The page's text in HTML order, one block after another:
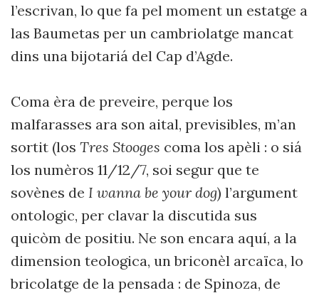
l’escrivan, lo que fa pel moment un estatge a
las Baumetas per un cambriolatge mancat
dins una bijotariá del Cap d’Agde.
Coma èra de preveire, perque los
malfarasses ara son aital, previsibles, m’an
sortit (los Tres Stooges coma los apèli : o siá
los numèros 11/12/7, soi segur que te
sovènes de I wanna be your dog) l’argument
ontologic, per clavar la discutida sus
quicòm de positiu. Ne son encara aquí, a la
dimension teologica, un briconèl arcaïca, lo
bricolatge de la pensada : de Spinoza, de